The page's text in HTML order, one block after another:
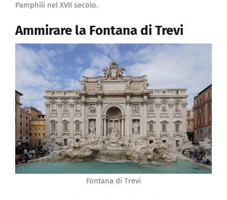
Pamphili nel XVII secolo.
Ammirare la Fontana di Trevi
Fontana di Trevi